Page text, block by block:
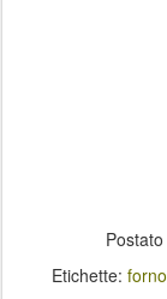
Postato
Etichette: forno